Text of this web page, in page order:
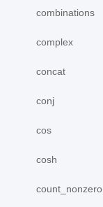
combinations
complex
concat
conj
cos
cosh
count_nonzero